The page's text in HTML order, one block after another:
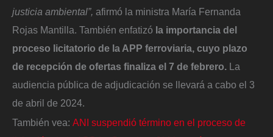
justicia ambiental”, afirmó la ministra María Fernanda
Rojas Mantilla. También enfatizó la importancia del
proceso licitatorio de la APP ferroviaria, cuyo plazo
de recepción de ofertas finaliza el 7 de febrero. La
audiencia pública de adjudicación se llevará a cabo el 3
de abril de 2024.
También vea: ANI suspendió término en el proceso de